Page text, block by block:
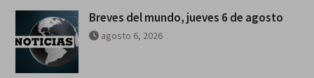
Breves del mundo, jueves 6 de agosto
agosto 6, 2026